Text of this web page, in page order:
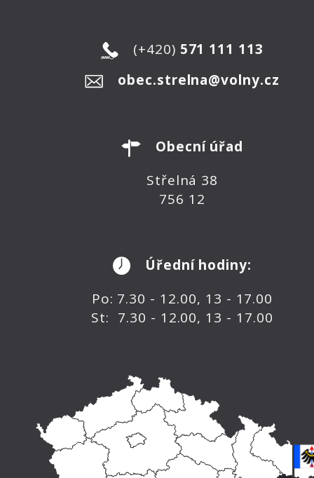
(+420) 571 111 113
obec.strelna@volny.cz
Obecní úřad
Střelná 38
756 12
Úřední hodiny:
Po: 7.30 - 12.00, 13 - 17.00
St: 7.30 - 12.00, 13 - 17.00